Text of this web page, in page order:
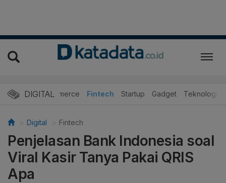
DIGITAL
E-Commerce Fintech Startup Gadget Teknologi
Digital Fintech
Penjelasan Bank Indonesia soal
Viral Kasir Tanya Pakai QRIS
Apa